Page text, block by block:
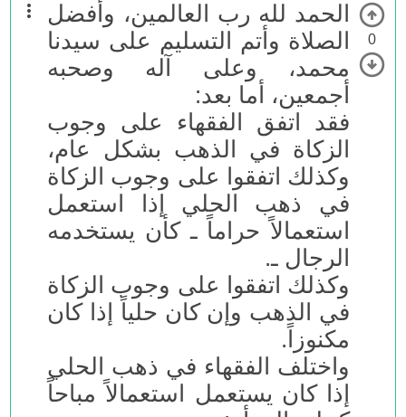
0
الحمد لله رب العالمين، وأفضل
الصلاة وأتم التسليم على سيدنا
محمد، وعلى آله وصحبه
أجمعين، أما بعد:
فقد اتفق الفقهاء على وجوب
الزكاة في الذهب بشكل عام،
وكذلك اتفقوا على وجوب الزكاة
في ذهب الحلي إذا استعمل
استعمالاً حراماً ـ كأن يستخدمه
الرجال ـ.
وكذلك اتفقوا على وجوب الزكاة
في الذهب وإن كان حلياً إذا كان
مكنوزاً.
واختلف الفقهاء في ذهب الحلي
إذا كان يستعمل استعمالاً مباحاً